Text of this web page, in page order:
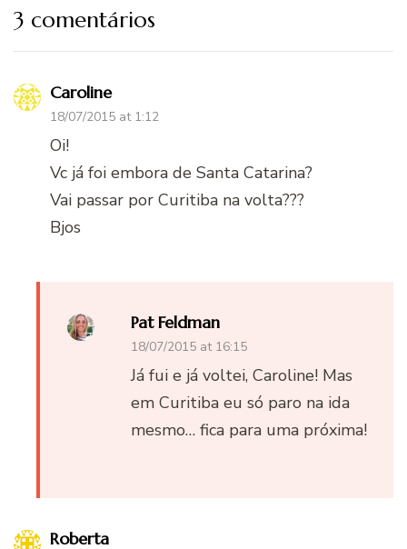
3 comentários
Caroline
18/07/2015 at 1:12
Oi!
Vc já foi embora de Santa Catarina?
Vai passar por Curitiba na volta???
Bjos
Pat Feldman
18/07/2015 at 16:15
Já fui e já voltei, Caroline! Mas
em Curitiba eu só paro na ida
mesmo… fica para uma próxima!
Roberta